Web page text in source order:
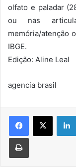
olfato e paladar
ou nas
memória/atenção
IBGE.
Edição: Aline Leal
agencia brasil
Imprimir